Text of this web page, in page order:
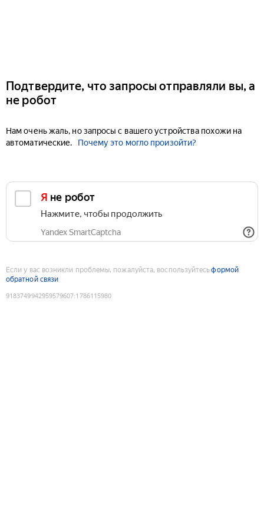
Подтвердите, что запросы отправляли вы, а
не робот
Нам очень жаль, но запросы с вашего устройства похожи на
автоматические.
Почему это могло произойти?
Я не робот
Нажмите, чтобы продолжить
Yandex SmartCaptcha
Если у вас возникли проблемы, пожалуйста, воспользуйтесьформой
обратной связи
9183749942959579607:1786115980